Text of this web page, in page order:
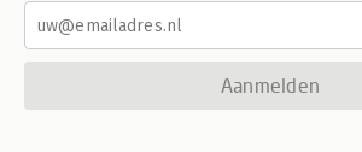
Aanmelden